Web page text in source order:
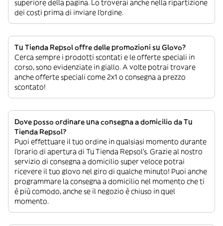
superiore della pagina. Lo troverai anche nella ripartizione
dei costi prima di inviare l’ordine.
Tu Tienda Repsol offre delle promozioni su Glovo?
Cerca sempre i prodotti scontati e le offerte speciali in
corso, sono evidenziate in giallo. A volte potrai trovare
anche offerte speciali come 2x1 o consegna a prezzo
scontato!
Dove posso ordinare una consegna a domicilio da Tu
Tienda Repsol?
Puoi effettuare il tuo ordine in qualsiasi momento durante
l’orario di apertura di Tu Tienda Repsol’s. Grazie al nostro
servizio di consegna a domicilio super veloce potrai
ricevere il tuo glovo nel giro di qualche minuto! Puoi anche
programmare la consegna a domicilio nel momento che ti
è più comodo, anche se il negozio è chiuso in quel
momento.